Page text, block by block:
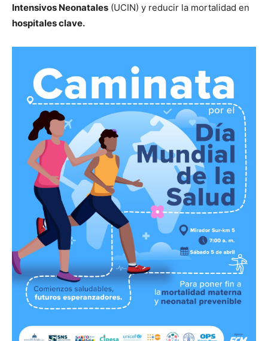
Intensivos Neonatales (UCIN) y reducir la mortalidad en
hospitales clave.